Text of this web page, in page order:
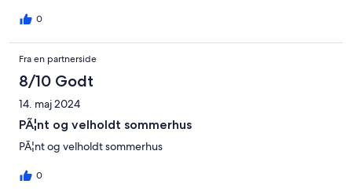
0
Fra en partnerside
8/10 Godt
14. maj 2024
PÃ¦nt og velholdt sommerhus
PÃ¦nt og velholdt sommerhus
0